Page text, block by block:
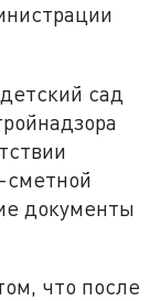
сад
сметной
документы
что после